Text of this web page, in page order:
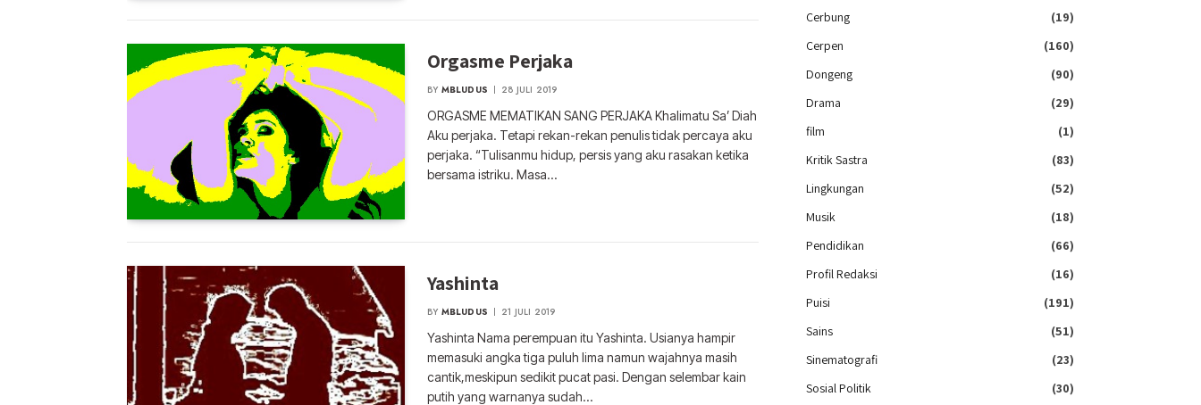
Orgasme Perjaka
BY MBLUDUS 28 JULI 2019
ORGASME MEMATIKAN SANG PERJAKA Khalimatu Sa’ Diah
Aku perjaka. Tetapi rekan-rekan penulis tidak percaya aku
perjaka. “Tulisanmu hidup, persis yang aku rasakan ketika
bersama istriku. Masa…
Yashinta
BY MBLUDUS 21 JULI 2019
Yashinta Nama perempuan itu Yashinta. Usianya hampir
memasuki angka tiga puluh lima namun wajahnya masih
cantik,meskipun sedikit pucat pasi. Dengan selembar kain
putih yang warnanya sudah…
Cerbung
(19)
Cerpen
(160)
Dongeng
(90)
Drama
(29)
film
(1)
Kritik Sastra
(83)
Lingkungan
(52)
Musik
(18)
Pendidikan
(66)
Profil Redaksi
(16)
Puisi
(191)
Sains
(51)
Sinematografi
(23)
Sosial Politik
(30)